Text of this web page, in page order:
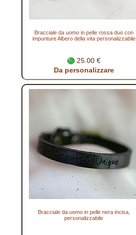
Bracciale da uomo in pelle rossa duo con
impunture Albero della vita personalizzabile
25.00 €
Da personalizzare
Bracciale da uomo in pelle nera incisa,
personalizzabile